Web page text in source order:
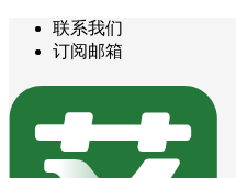
联系我们
订阅邮箱